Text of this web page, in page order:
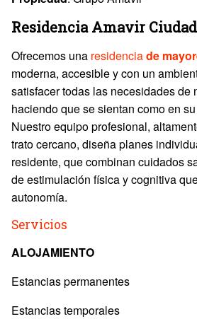
Residencia Amavir
Ofrecemos una residenciade
moderna, accesible y con un
satisfacer todas las necesidades de
haciendo que se sientan como en
Nuestro equipo profesional,
trato cercano, diseña planes
residente, que combinan cuidados
de estimulación física y cognitiva
autonomía.
Servicios
ALOJAMIENTO
Estancias permanentes
Estancias temporales